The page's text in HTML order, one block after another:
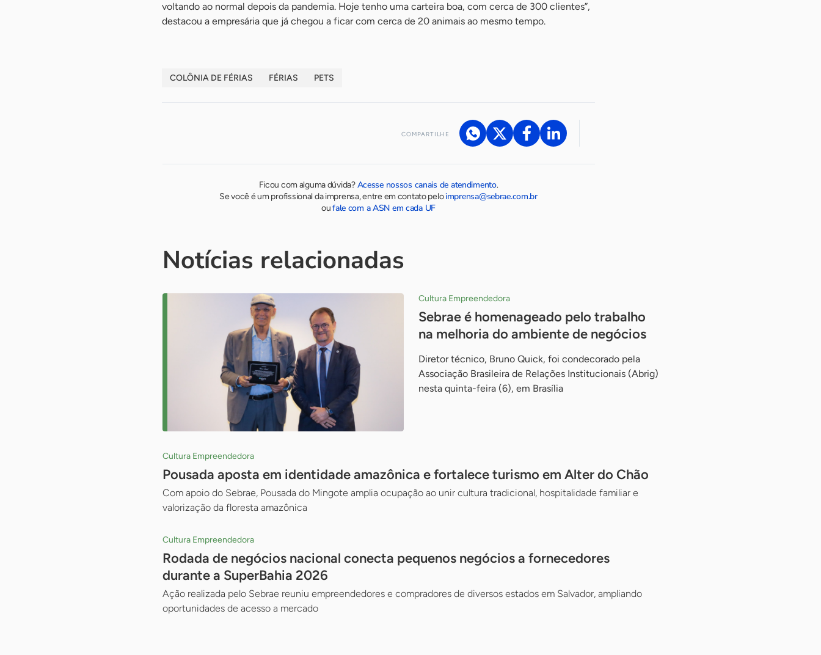
voltando ao normal depois da pandemia. Hoje tenho uma carteira boa, com cerca de 300 clientes”,
destacou a empresária que já chegou a ficar com cerca de 20 animais ao mesmo tempo.
COLÔNIA DE FÉRIAS FÉRIAS PETS
COMPARTILHE
Ficou com alguma dúvida?Acesse nossos canais de atendimento.
Se você é um profissional da imprensa, entre em contato peloimprensa@sebrae.com.br
oufale com a ASN em cada UF
Notícias relacionadas
Cultura Empreendedora
Sebrae é homenageado pelo trabalho
na melhoria do ambiente de negócios
Diretor técnico, Bruno Quick, foi condecorado pela
Associação Brasileira de Relações Institucionais (Abrig)
nesta quinta-feira (6), em Brasília
Cultura Empreendedora
Pousada aposta em identidade amazônica e fortalece turismo em Alter do Chão
Com apoio do Sebrae, Pousada do Mingote amplia ocupação ao unir cultura tradicional, hospitalidade familiar e
valorização da floresta amazônica
Cultura Empreendedora
Rodada de negócios nacional conecta pequenos negócios a fornecedores
durante a SuperBahia 2026
Ação realizada pelo Sebrae reuniu empreendedores e compradores de diversos estados em Salvador, ampliando
oportunidades de acesso a mercado